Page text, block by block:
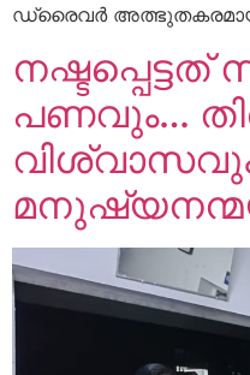
ഡ്രൈവർ അത്ഭുതകരമായി
പണവും…